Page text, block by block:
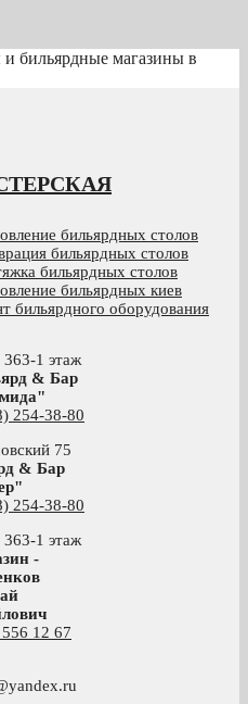
бильярдные магазины в
бильярдных столов
бильярдных столов
бильярдных столов
бильярдных киев
бильярдного оборудования
363-1 этаж
& Бар
254-38-80
75
& Бар
254-38-80
363-1 этаж
-
12 67